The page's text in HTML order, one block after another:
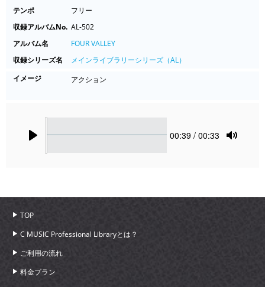
テンポ
フリー
収録アルバムNo. AL-502
アルバム名
FOUR VALLEY
収録シリーズ名
メインライブラリーシリーズ（AL）
イメージ
アクション
Current
00:39 / 00:33
TOP
C MUSIC Professional Libraryとは？
ご利用の流れ
料金プラン